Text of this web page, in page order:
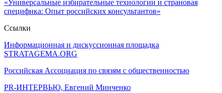
«Универсальные избирательные технологии и страновая
специфика: Опыт российских консультантов»
Ссылки
Информационная и дискуссионная площадка
STRATAGEMA.ORG
Российская Ассоциация по связям с общественностью
PR-ИНТЕРВЬЮ, Евгений Минченко